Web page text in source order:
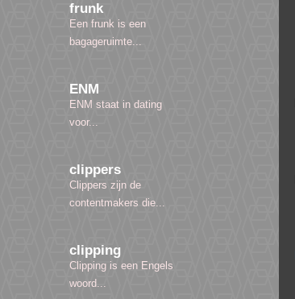
frunk
Een frunk is een
bagageruimte...
ENM
ENM staat in dating
voor...
clippers
Clippers zijn de
contentmakers die...
clipping
Clipping is een Engels
woord...